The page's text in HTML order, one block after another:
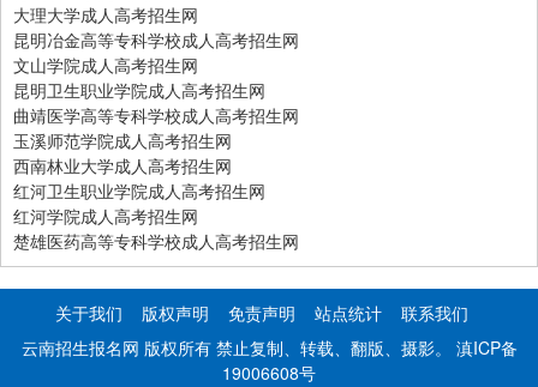
大理大学成人高考招生网
昆明冶金高等专科学校成人高考招生网
文山学院成人高考招生网
昆明卫生职业学院成人高考招生网
曲靖医学高等专科学校成人高考招生网
玉溪师范学院成人高考招生网
西南林业大学成人高考招生网
红河卫生职业学院成人高考招生网
红河学院成人高考招生网
楚雄医药高等专科学校成人高考招生网
关于我们 版权声明 免责声明 站点统计
联系我们
云南招生报名网 版权所有 禁止复制、转载、翻版、摄影。 滇ICP备
19006608号